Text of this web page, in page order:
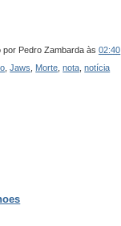
por Pedro Zambarda às02:40
,Jaws Morte ,nota ,notícia